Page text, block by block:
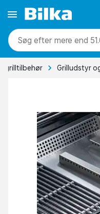
mere end
grilltilbehør Grilludstyr